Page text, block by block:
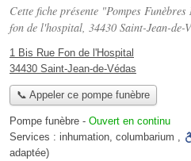
Cette fiche présente "Pompes
fon de l'hospital, 34430 Saint-Jean-de-
1 Bis Rue Fon de l'Hospital
34430 Saint-Jean-de-Védas
📞 Appeler ce pompe funèbre
Pompe funèbre - Ouvert en continu
Services : inhumation, columbarium ,
adaptée)